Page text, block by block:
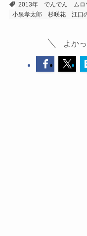
2013年
でんでん ム
小泉孝太郎
杉咲花 江口
よか